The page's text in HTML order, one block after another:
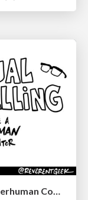
Visual Storytelling: How to be a Superhuman Communicator